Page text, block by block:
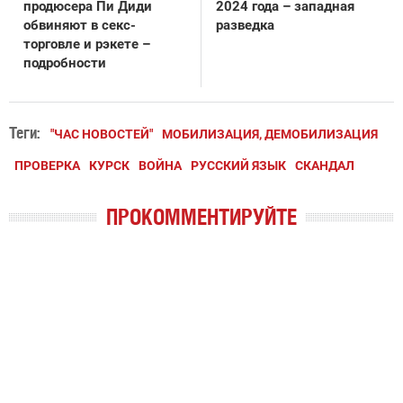
продюсера Пи Диди
обвиняют в секс-
торговле и рэкете –
подробности
2024 года – западная
разведка
Теги: "ЧАС НОВОСТЕЙ" МОБИЛИЗАЦИЯ, ДЕМОБИЛИЗАЦИЯ
ПРОВЕРКА КУРСК ВОЙНА РУССКИЙ ЯЗЫК СКАНДАЛ
ПРОКОММЕНТИРУЙТЕ